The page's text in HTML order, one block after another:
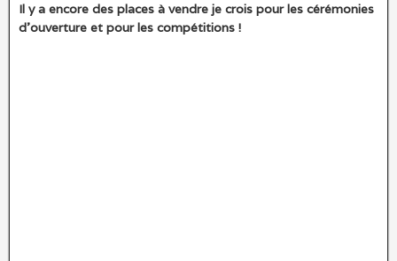
Il y a encore des places à vendre je crois pour les cérémonies
d’ouverture et pour les compétitions !